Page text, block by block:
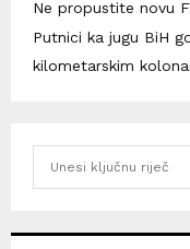
Ne propustite novu
Putnici ka jugu BiH
kilometarskim